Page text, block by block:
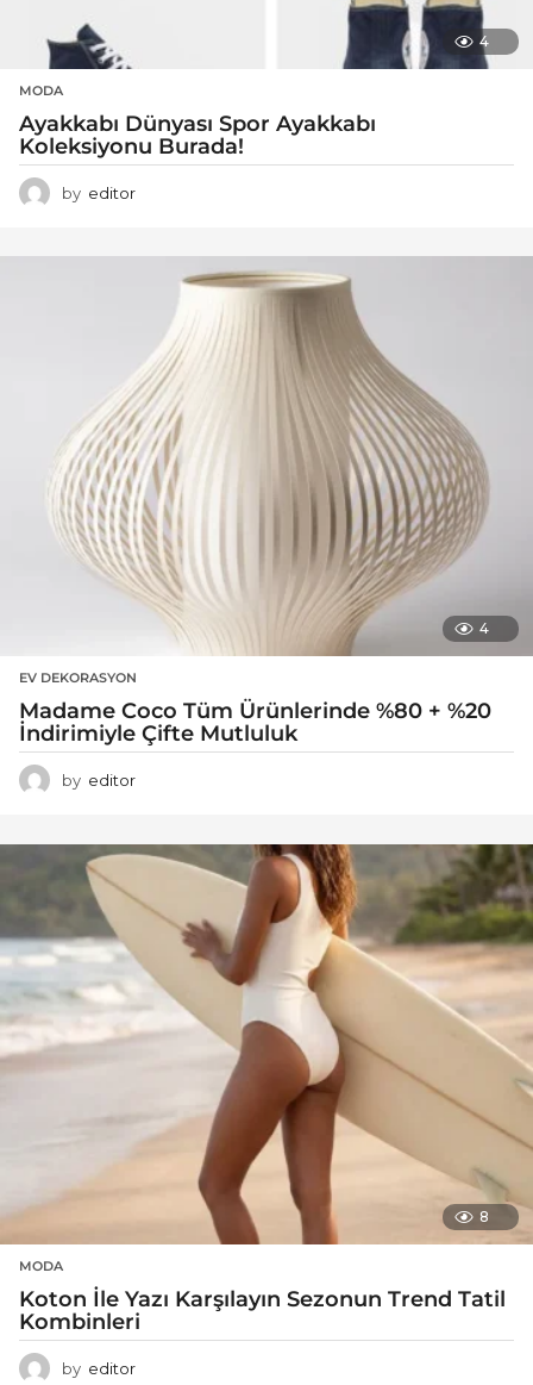
4
MODA
Ayakkabı Dünyası Spor Ayakkabı
Koleksiyonu Burada!
by editor
4
EV DEKORASYON
Madame Coco Tüm Ürünlerinde %80 + %20
İndirimiyle Çifte Mutluluk
by editor
8
MODA
Koton İle Yazı Karşılayın Sezonun Trend Tatil
Kombinleri
by editor